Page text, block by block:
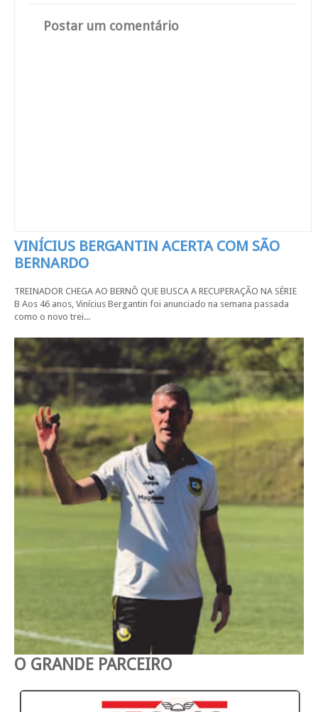
Postar um comentário
VINÍCIUS BERGANTIN ACERTA COM SÃO
BERNARDO
TREINADOR CHEGA AO BERNÔ QUE BUSCA A RECUPERAÇÃO NA SÉRIE
B Aos 46 anos, Vinícius Bergantin foi anunciado na semana passada
como o novo trei...
O GRANDE PARCEIRO